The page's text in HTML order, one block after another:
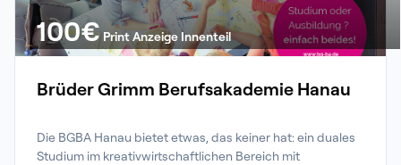
100€Print Anzeige Innenteil
Brüder Grimm Berufsakademie Hanau
Die BGBA Hanau bietet etwas, das keiner hat: ein duales
Studium im kreativwirtschaftlichen Bereich mit